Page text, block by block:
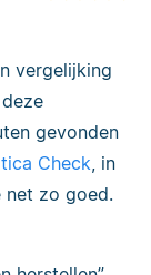
vergelijking
gevonden
Check , in
net zo goed.